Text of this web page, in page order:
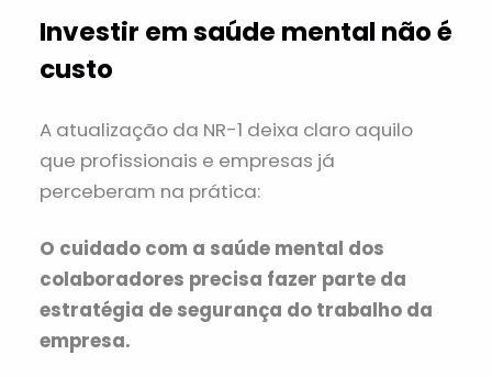
Investir em saúde mental não é
custo
A atualização da NR-1 deixa claro aquilo
que profissionais e empresas já
perceberam na prática:
O cuidado com a saúde mental dos
colaboradores precisa fazer parte da
estratégia de segurança do trabalho da
empresa.